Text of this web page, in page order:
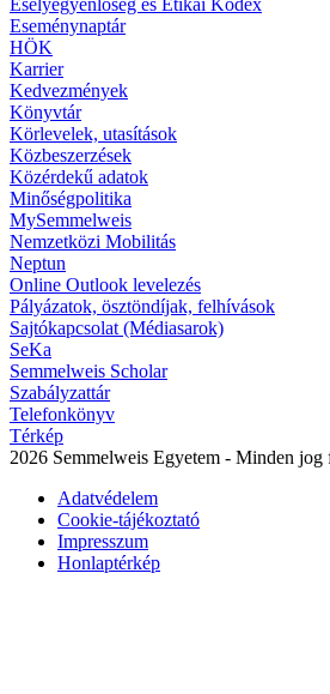
Eseménynaptár
HÖK
Karrier
Kedvezmények
Könyvtár
Körlevelek, utasítások
Közbeszerzések
Közérdekű adatok
Minőségpolitika
MySemmelweis
Nemzetközi Mobilitás
Neptun
Online Outlook levelezés
Pályázatok, ösztöndíjak, felhívások
Sajtókapcsolat (Médiasarok)
SeKa
Semmelweis Scholar
Szabályzattár
Telefonkönyv
Térkép
2026 Semmelweis Egyetem - Minden jog
Adatvédelem
Cookie-tájékoztató
Impresszum
Honlaptérkép